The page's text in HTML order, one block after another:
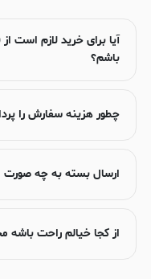
آیا برای خرید لازم است
باشم؟
چطور هزینه سفارش را
ارسال بسته به چه صورت
از کجا خیالم راحت